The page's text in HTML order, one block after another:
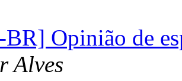
Opinião de
Alves